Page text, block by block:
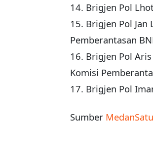
14. Brigjen Pol
15. Brigjen Pol Jan
Pemberantasan
16. Brigjen Pol
Komisi
17. Brigjen Pol
Sumber MedanSatu